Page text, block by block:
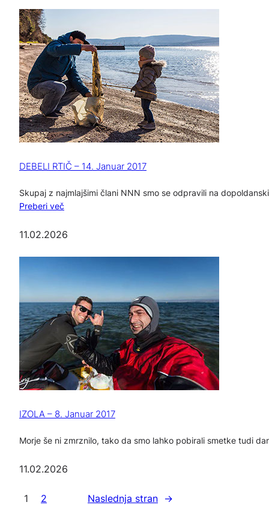
DEBELI RTIČ – 14. Januar 2017
Skupaj z najmlajšimi člani NNN smo se odpravili na
Preberi več
11.02.2026
IZOLA – 8. Januar 2017
Morje še ni zmrznilo, tako da smo lahko pobirali smetke tudi
11.02.2026
1 2 Naslednja stran →